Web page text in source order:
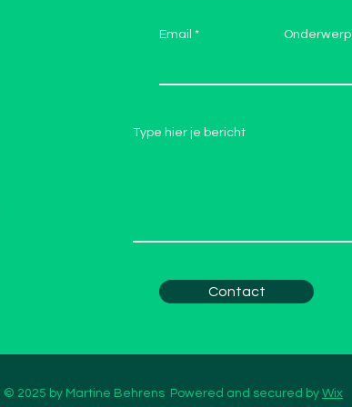
Email Onderwerp
Type hier je bericht
Contact
© 2025 by Martine Behrens Powered and secured by Wix